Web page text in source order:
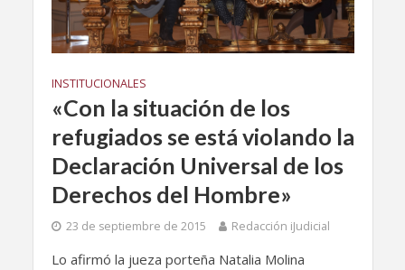
INSTITUCIONALES
«Con la situación de los
refugiados se está violando la
Declaración Universal de los
Derechos del Hombre»
23 de septiembre de 2015 Redacción iJudicial
Lo afirmó la jueza porteña Natalia Molina